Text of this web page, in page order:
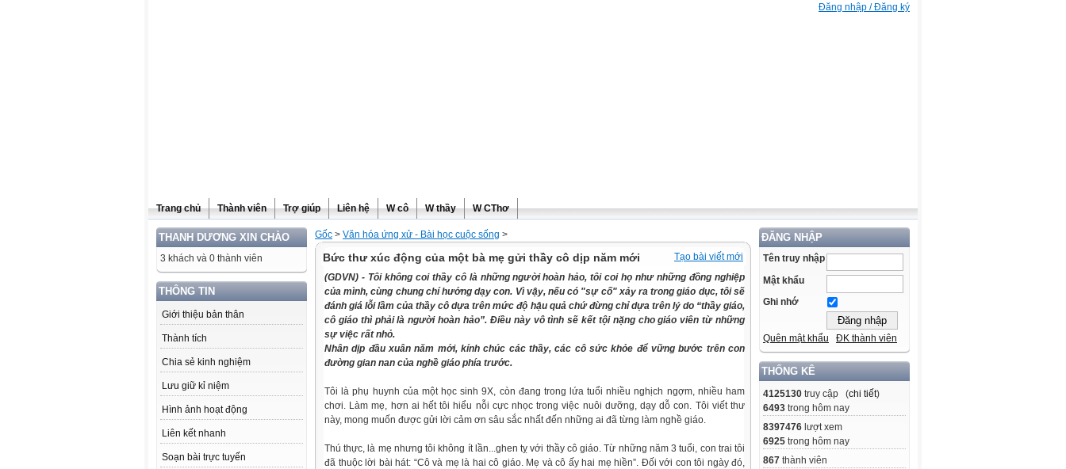
Đăng nhập / Đăng ký
Trang chủ Thành viên Trợ giúp Liên hệ W cô W thầy W CThơ
THANH DƯƠNG XIN CHÀO
3 khách và 0 thành viên
THÔNG TIN
Giới thiệu bản thân
Thành tích
Chia sẻ kinh nghiệm
Lưu giữ kỉ niệm
Hình ảnh hoạt động
Liên kết nhanh
Soạn bài trực tuyến
ĐĂNG NHẬP
Tên truy nhập
Mật khẩu
Ghi nhớ
Quên mật khẩu ĐK thành viên
THỐNG KÊ
4125130 truy cập (chi tiết)
6493 trong hôm nay
8397476 lượt xem
6925 trong hôm nay
867 thành viên
Gốc > Văn hóa ứng xử - Bài học cuộc sống >
Tạo bài viết mới
Bức thư xúc động của một bà mẹ gửi thầy cô dịp năm mới
(GDVN) - Tôi không coi thầy cô là những người hoàn hảo, tôi coi họ như những đồng nghiệp
của mình, cùng chung chí hướng dạy con. Vì vậy, nếu có "sự cố" xảy ra trong giáo dục, tôi sẽ
đánh giá lỗi lầm của thầy cô dựa trên mức độ hậu quả chứ đừng chỉ dựa trên lý do “thầy giáo,
cô giáo thì phải là người hoàn hảo”. Điều này vô tình sẽ kết tội nặng cho giáo viên từ những
sự việc rất nhỏ.
Nhân dịp đầu xuân năm mới, kính chúc các thầy, các cô sức khỏe để vững bước trên con
đường gian nan của nghề giáo phía trước.
Tôi là phụ huynh của một học sinh 9X, còn đang trong lứa tuổi nhiều nghịch ngợm, nhiều ham
chơi. Làm mẹ, hơn ai hết tôi hiểu nỗi cực nhọc trong việc nuôi dưỡng, dạy dỗ con. Tôi viết thư
này, mong muốn được gửi lời cảm ơn sâu sắc nhất đến những ai đã từng làm nghề giáo.
Thú thực, là mẹ nhưng tôi không ít lần...ghen tỵ với thầy cô giáo. Từ những năm 3 tuổi, con trai tôi
đã thuộc lời bài hát: “Cô và mẹ là hai cô giáo. Mẹ và cô ấy hai mẹ hiền”. Đối với con tôi ngày đó,